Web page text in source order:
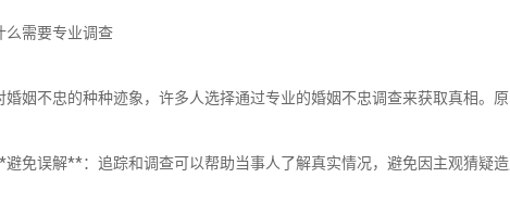
么需要专业调查
婚姻不忠的种种迹象，许多人选择通过专业的婚姻不忠调查来获取真相。原
避免误解**：追踪和调查可以帮助当事人了解真实情况，避免因主观猜疑造